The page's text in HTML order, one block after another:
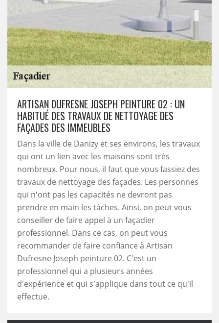
ARTISAN DUFRESNE JOSEPH PEINTURE 02 : UN
HABITUÉ DES TRAVAUX DE NETTOYAGE DES
FAÇADES DES IMMEUBLES
Dans la ville de Danizy et ses environs, les travaux
qui ont un lien avec les maisons sont très
nombreux. Pour nous, il faut que vous fassiez des
travaux de nettoyage des façades. Les personnes
qui n'ont pas les capacités ne devront pas
prendre en main les tâches. Ainsi, on peut vous
conseiller de faire appel à un façadier
professionnel. Dans ce cas, on peut vous
recommander de faire confiance à Artisan
Dufresne Joseph peinture 02. C'est un
professionnel qui a plusieurs années
d'expérience et qui s'applique dans tout ce qu'il
effectue.